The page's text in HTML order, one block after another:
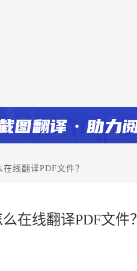
线翻译PDF文件？
在线翻译PDF文件？